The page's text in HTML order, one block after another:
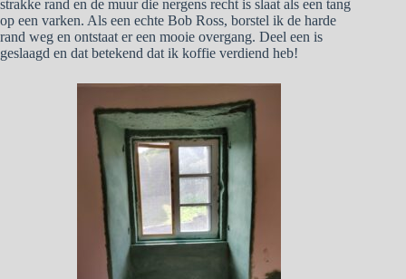
strakke rand en de muur die nergens recht is slaat als een tang
op een varken. Als een echte Bob Ross, borstel ik de harde
rand weg en ontstaat er een mooie overgang. Deel een is
geslaagd en dat betekend dat ik koffie verdiend heb!